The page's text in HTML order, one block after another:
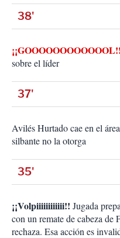
38'
¡¡GOOOOOOOOOOOOL!!
sobre el líder
37'
Avilés Hurtado cae en el
silbante no la otorga
35'
¡¡Volpiiiiiiiiiiii!! Jugada
con un remate de cabeza
rechaza. Esa acción es